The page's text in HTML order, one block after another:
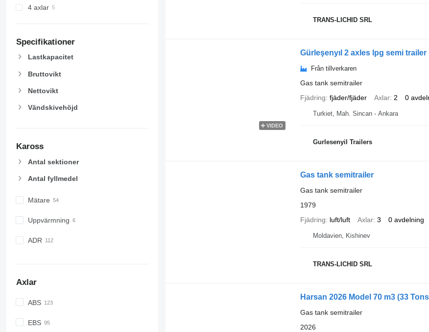
4 axlar
Specifikationer
Lastkapacitet
Bruttovikt
Nettovikt
Vändskivehöjd
Kaross
Antal sektioner
Antal fyllmedel
Mätare
Uppvärmning
ADR
Axlar
ABS
EBS
TRANS-LICHID SRL
VIDEO
Gürleşenyıl 2 axles lpg semi trailer
Från tillverkaren
Gas tank semitrailer
Fjädring fjäder/fjäder Axlar 2 0
Turkiet, Mah. Sincan - Ankara
Gurlesenyil Trailers
Gas tank semitrailer
Gas tank semitrailer
1979
Fjädring
luft/luft Axlar 3 0 avdelning
Moldavien, Kishinev
TRANS-LICHID SRL
Harsan 2026 Model 70 m3 (33
Gas tank semitrailer
2026